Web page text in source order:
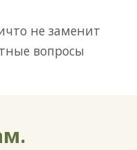
не заменит
вопросы